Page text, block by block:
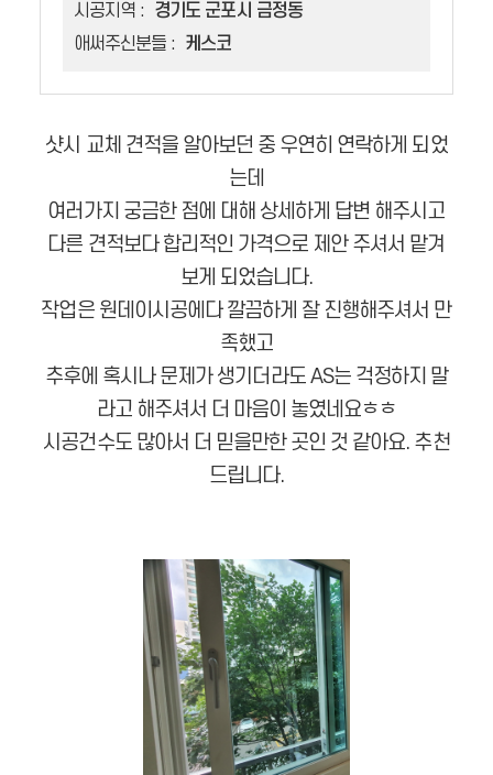
시공지역 :
경기도 군포시 금정동
애써주신분들 :
케스코
샷시 교체 견적을 알아보던 중 우연히 연락하게 되었
는데
여러가지 궁금한 점에 대해 상세하게 답변 해주시고
다른 견적보다 합리적인 가격으로 제안 주셔서 맡겨
보게 되었습니다.
작업은 원데이시공에다 깔끔하게 잘 진행해주셔서 만
족했고
추후에 혹시나 문제가 생기더라도 AS는 걱정하지 말
라고 해주셔서 더 마음이 놓였네요ㅎㅎ
시공건수도 많아서 더 믿을만한 곳인 것 같아요. 추천
드립니다.